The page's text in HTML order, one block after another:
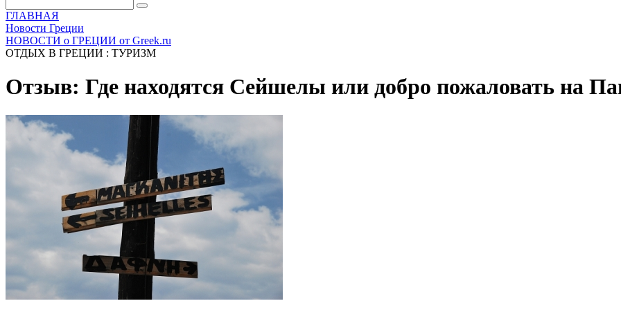
ГЛАВНАЯ
Новости Греции
НОВОСТИ о ГРЕЦИИ от Greek.ru
ОТДЫХ В ГРЕЦИИ : ТУРИЗМ
Отзыв: Где находятся Сейшелы или добро пожаловать на